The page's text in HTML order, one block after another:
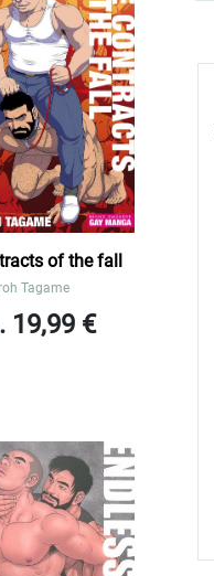
of the fall
Tagame
19,99 €